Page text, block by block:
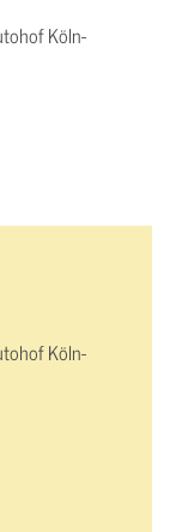
Köln-
Köln-